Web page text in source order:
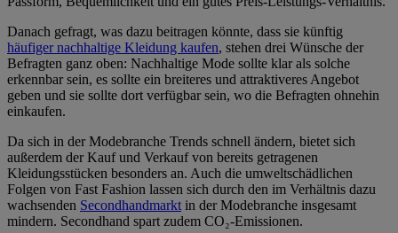
Danach gefragt, was dazu beitragen könnte, dass sie künftig
häufiger nachhaltige Kleidung kaufen, stehen drei Wünsche der
Befragten ganz oben: Nachhaltige Mode sollte klar als solche
erkennbar sein, es sollte ein breiteres und attraktiveres Angebot
geben und sie sollte dort verfügbar sein, wo die Befragten ohnehin
einkaufen.
Da sich in der Modebranche Trends schnell ändern, bietet sich
außerdem der Kauf und Verkauf von bereits getragenen
Kleidungsstücken besonders an. Auch die umweltschädlichen
Folgen von Fast Fashion lassen sich durch den im Verhältnis dazu
wachsenden Secondhandmarktin der Modebranche insgesamt
mindern. Secondhand spart zudem CO₂-Emissionen.